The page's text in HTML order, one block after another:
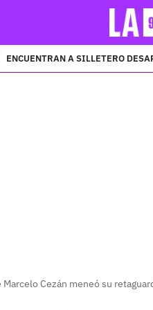
ENCUENTRAN A SILLETERO
Marcelo Cezán meneó su